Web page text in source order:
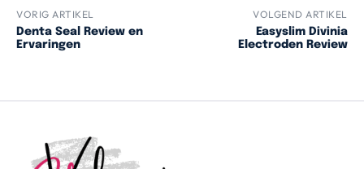
VORIG ARTIKEL
Denta Seal Review en
Ervaringen
VOLGEND ARTIKEL
Easyslim Divinia
Electroden Review